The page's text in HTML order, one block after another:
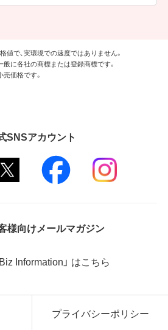
で、実環境での速度ではありません。
に各社の商標または登録商標です。
価格です。
SNSアカウント
様向けメールマガジン
Biz Information」 はこちら
プライバシーポリシー